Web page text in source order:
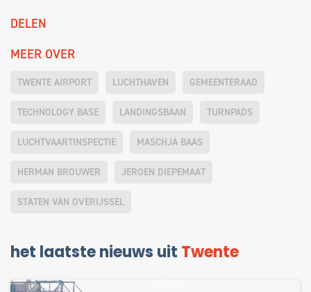
DELEN
MEER OVER
TWENTE AIRPORT LUCHTHAVEN GEMEENTERAAD
TECHNOLOGY BASE LANDINGSBAAN TURNPADS
LUCHTVAARTINSPECTIE MASCHJA BAAS
HERMAN BROUWER JEROEN DIEPEMAAT
STATEN VAN OVERIJSSEL
het laatste nieuws uit Twente